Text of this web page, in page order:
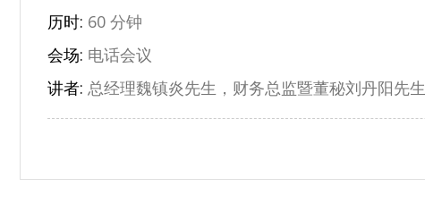
历时: 60 分钟
会场: 电话会议
讲者: 总经理魏镇炎先生，财务总监暨董秘刘丹阳先生